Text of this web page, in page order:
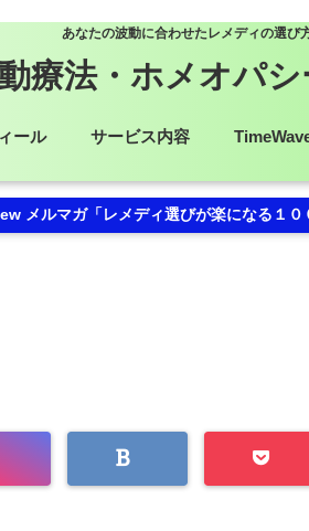
あなたの波動に合わせたレメディの選び
療法・ホメオパ
ール サービス内容
メルマガ「レメディ選びが楽になる１０